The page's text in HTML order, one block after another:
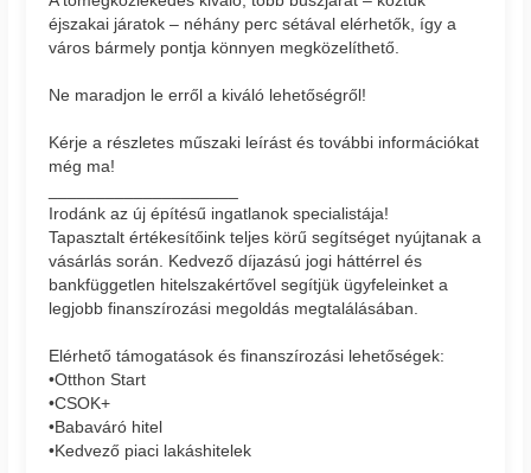
éjszakai járatok – néhány perc sétával elérhetők, így a
város bármely pontja könnyen megközelíthető.
Ne maradjon le erről a kiváló lehetőségről!
Kérje a részletes műszaki leírást és további információkat
még ma!
Irodánk az új építésű ingatlanok specialistája!
Tapasztalt értékesítőink teljes körű segítséget nyújtanak a
vásárlás során. Kedvező díjazású jogi háttérrel és
bankfüggetlen hitelszakértővel segítjük ügyfeleinket a
legjobb finanszírozási megoldás megtalálásában.
Elérhető támogatások és finanszírozási lehetőségek:
•Otthon Start
•CSOK+
•Babaváró hitel
•Kedvező piaci lakáshitelek